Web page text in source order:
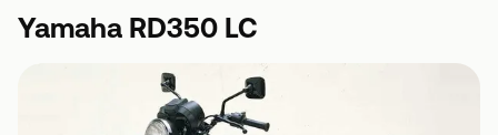
Yamaha RD350 LC